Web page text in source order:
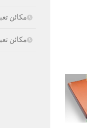
مكائن
مكائن